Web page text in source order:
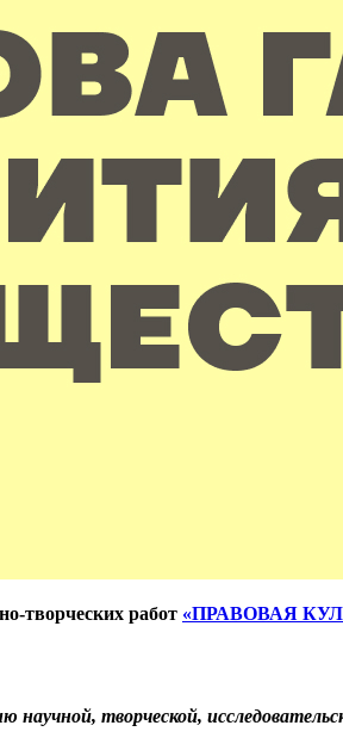
творческих работ «ПРАВОВАЯ
научной, творческой,